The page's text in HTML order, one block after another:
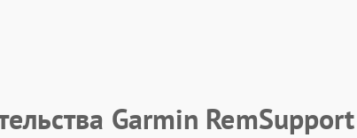
Garmin RemSupport